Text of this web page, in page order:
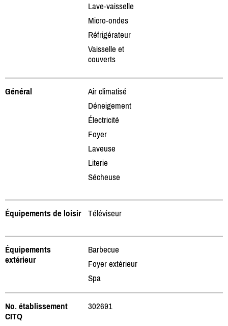
Lave-vaisselle
Micro-ondes
Réfrigérateur
Vaisselle et
couverts
Général
Air climatisé
Déneigement
Électricité
Foyer
Laveuse
Literie
Sécheuse
Équipements de loisir Téléviseur
Équipements
extérieur
Barbecue
Foyer extérieur
Spa
No. établissement
CITQ
302691